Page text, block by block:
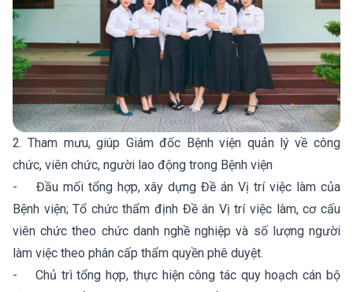
2. Tham mưu, giúp Giám đốc Bệnh viện quản lý về công
chức, viên chức, người lao động trong Bệnh viện
- Đầu mối tổng hợp, xây dựng Đề án Vị trí việc làm của
Bệnh viện; Tổ chức thẩm định Đề án Vị trí việc làm, cơ cấu
viên chức theo chức danh nghề nghiệp và số lượng người
làm việc theo phân cấp thẩm quyền phê duyệt.
- Chủ trì tổng hợp, thực hiện công tác quy hoạch cán bộ